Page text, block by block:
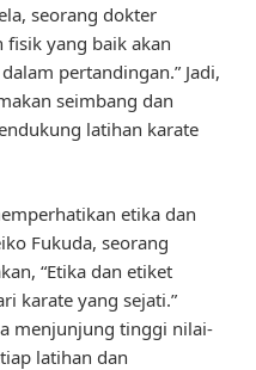
seorang dokter
fisik yang baik akan
pertandingan.” Jadi,
seimbang dan
latihan karate
etika dan
Fukuda, seorang
“Etika dan etiket
karate yang sejati.”
menjunjung tinggi nilai-
latihan dan